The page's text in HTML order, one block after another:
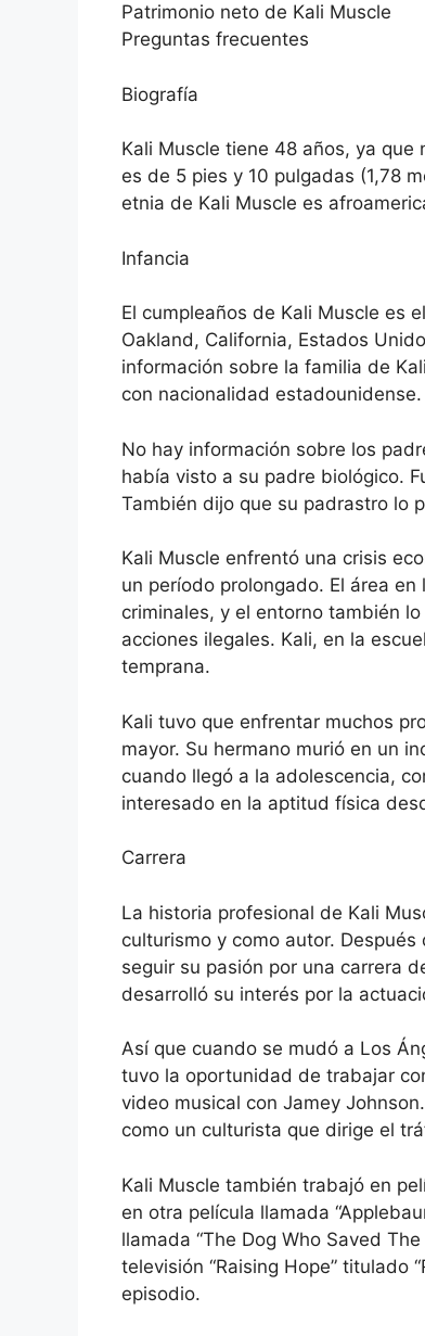
Patrimonio neto de Kali Muscle
Preguntas frecuentes
Biografía
Kali Muscle tiene 48 años, ya
es de 5 pies y 10 pulgadas (1,78
etnia de Kali Muscle es
Infancia
El cumpleaños de Kali Muscle es
Oakland, California, Estados
información sobre la familia de
con nacionalidad
No hay información sobre los
había visto a su padre biológico.
También dijo que su padrastro lo
Kali Muscle enfrentó una crisis
un período prolongado. El área
criminales, y el entorno también
acciones ilegales. Kali, en la
temprana.
Kali tuvo que enfrentar muchos
mayor. Su hermano murió en un
cuando llegó a la adolescencia,
interesado en la ​​aptitud física
Carrera
La historia profesional de Kali
culturismo y como autor.
seguir su pasión por una carrera
desarrolló su interés por la
Así que cuando se mudó a Los
tuvo la oportunidad de trabajar
video musical con Jamey
como un culturista que dirige el
Kali Muscle también trabajó en
en otra película llamada
llamada “The Dog Who Saved
televisión “Raising Hope” titulado
episodio.